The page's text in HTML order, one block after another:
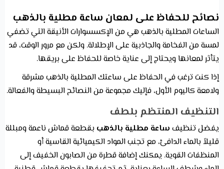
نصائح للحفاظ على لمعان ساعة مطلية بالذهب
الساعات المطلية بالذهب هي من الإكسسوارات الأنيقة التي تضفي
لمسة من الفخامة والجاذبية على الإطلالة. ولكن مع مرور الوقت، قد
يتأثر لمعانها ويحتاج إلى عناية خاصة للحفاظ على بريقها.
إذا كنت ترغب في الحفاظ على ساعتك المطلية بالذهب مشرقة
ولامعة كاليوم الأول، فإليك مجموعة من النصائح البسيطة والفعالة.
التنظيف المنتظم بلطف
يفضل تنظيف ساعة مطلية بالذهب بقطعة قماش ناعمة ومبللة
قليلاً بالماء الدافئ، مع تجنب المواد الكيميائية القاسية أو
المنظفات القوية. يمكنك إضافة قطرة من الصابون الخفيف إلى